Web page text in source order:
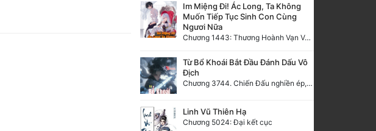
Im Miệng Đi! Ác Long, Ta Không
Muốn Tiếp Tục Sinh Con Cùng
Ngươi Nữa
Chương 1443: Thương Hoành Vạn Vật (Cuối cùng)
Từ Bổ Khoái Bắt Đầu Đánh Dấu Vô
Địch
Chương 3744. Chiến Đấu nghiền ép, Cực Thiên Chỉ Chủ (Đại Kết Cục)
Linh Vũ Thiên Hạ
Chương 5024: Đại kết cục